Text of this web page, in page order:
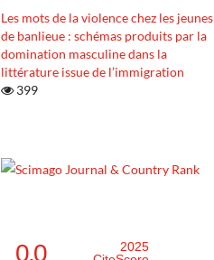
Les mots de la violence chez les jeunes
de banlieue : schémas produits par la
domination masculine dans la
littérature issue de l’immigration
399
0.0
2025